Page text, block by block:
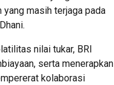
masih terjaga pada
nilai tukar, BRI
serta menerapkan
kolaborasi